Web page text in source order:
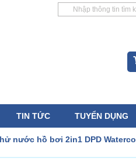
TIN TỨC TUYỂN DỤNG
nước hồ bơi 2in1 DPD Waterco